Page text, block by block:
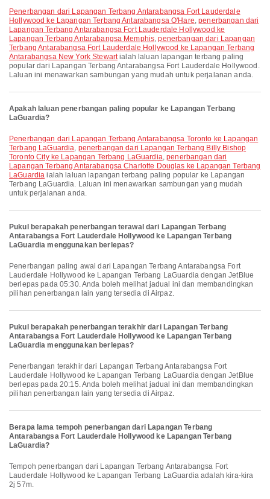
penerbangan dari Lapangan Terbang Antarabangsa Fort Lauderdale
Hollywood ke Lapangan Terbang Antarabangsa O'Hare,penerbangan dari
Lapangan Terbang Antarabangsa Fort Lauderdale Hollywood ke
Lapangan Terbang Antarabangsa Memphis,penerbangan dari Lapangan
Terbang Antarabangsa Fort Lauderdale Hollywood ke Lapangan Terbang
Antarabangsa New York Stewartialah laluan lapangan terbang paling
popular dari Lapangan Terbang Antarabangsa Fort Lauderdale Hollywood.
Laluan ini menawarkan sambungan yang mudah untuk perjalanan anda.
Apakah laluan penerbangan paling popular ke Lapangan Terbang
LaGuardia?
penerbangan dari Lapangan Terbang Antarabangsa Toronto ke Lapangan
Terbang LaGuardia, penerbangan dari Lapangan Terbang Billy Bishop
Toronto City ke Lapangan Terbang LaGuardia,penerbangan dari
Lapangan Terbang Antarabangsa Charlotte Douglas ke Lapangan Terbang
LaGuardia ialah laluan lapangan terbang paling popular ke Lapangan
Terbang LaGuardia. Laluan ini menawarkan sambungan yang mudah
untuk perjalanan anda.
Pukul berapakah penerbangan terawal dari Lapangan Terbang
Antarabangsa Fort Lauderdale Hollywood ke Lapangan Terbang
LaGuardia menggunakan berlepas?
Penerbangan paling awal dari Lapangan Terbang Antarabangsa Fort
Lauderdale Hollywood ke Lapangan Terbang LaGuardia dengan JetBlue
berlepas pada 05:30. Anda boleh melihat jadual ini dan membandingkan
pilihan penerbangan lain yang tersedia di Airpaz.
Pukul berapakah penerbangan terakhir dari Lapangan Terbang
Antarabangsa Fort Lauderdale Hollywood ke Lapangan Terbang
LaGuardia menggunakan berlepas?
Penerbangan terakhir dari Lapangan Terbang Antarabangsa Fort
Lauderdale Hollywood ke Lapangan Terbang LaGuardia dengan JetBlue
berlepas pada 20:15. Anda boleh melihat jadual ini dan membandingkan
pilihan penerbangan lain yang tersedia di Airpaz.
Berapa lama tempoh penerbangan dari Lapangan Terbang
Antarabangsa Fort Lauderdale Hollywood ke Lapangan Terbang
LaGuardia?
Tempoh penerbangan dari Lapangan Terbang Antarabangsa Fort
Lauderdale Hollywood ke Lapangan Terbang LaGuardia adalah kira-kira
2j 57m.